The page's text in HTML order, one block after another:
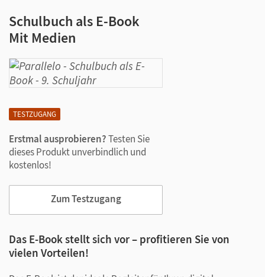
TESTZUGANG
Erstmal ausprobieren?Testen Sie
dieses Produkt unverbindlich und
kostenlos!
Zum Testzugang
Schulbuch als E-Book
Mit Medien
Das E-Book stellt sich vor – profitieren Sie von
vielen Vorteilen!